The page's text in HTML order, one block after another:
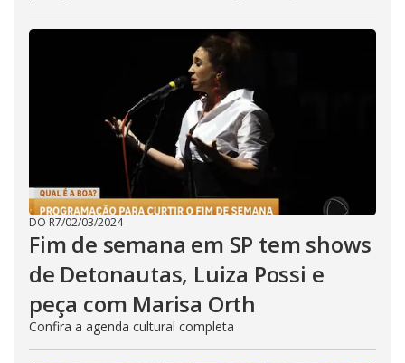
DO R7/02/03/2024
Fim de semana em SP tem shows
de Detonautas, Luiza Possi e
peça com Marisa Orth
Confira a agenda cultural completa